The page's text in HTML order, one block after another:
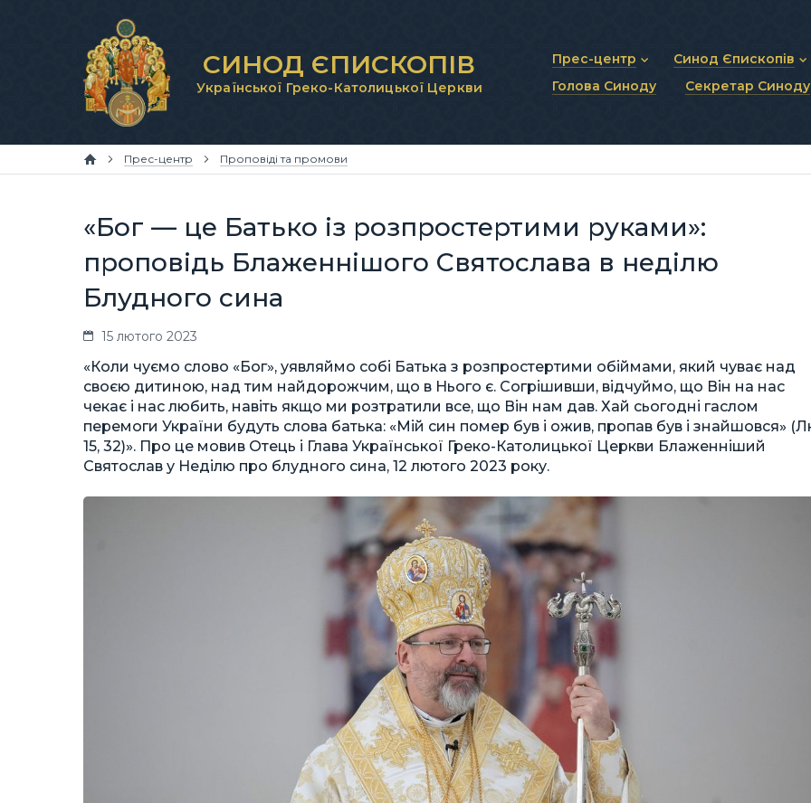
СИНОД ЄПИСКОПІВ
Української Греко-Католицької Церкви
Прес-центр
Новини та анонси
Синод Єпископів
Статут Синоду
Синодальні органи
Голова Синоду Секретар Синоду
Прес-центр Проповіді та промови
«Бог — це Батько із розпростертими руками»:
проповідь Блаженнішого Святослава в неділю
Блудного сина
15 лютого 2023
«Коли чуємо слово «Бог», уявляймо собі Батька з розпростертими обіймами, який чуває над
своєю дитиною, над тим найдорожчим, що в Нього є. Согрішивши, відчуймо, що Він на нас
чекає і нас любить, навіть якщо ми розтратили все, що Він нам дав. Хай сьогодні гаслом
перемоги України будуть слова батька: «Мій син помер був і ожив, пропав був і знайшовся»
15, 32)». Про це мовив Отець і Глава Української Греко-Католицької Церкви Блаженніший
Святослав у Неділю про блудного сина, 12 лютого 2023 року.